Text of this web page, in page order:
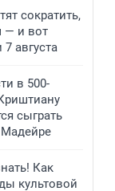
сократить,
— и вот
августа
в 500-
сыграть
Мадейре
Как
культовой